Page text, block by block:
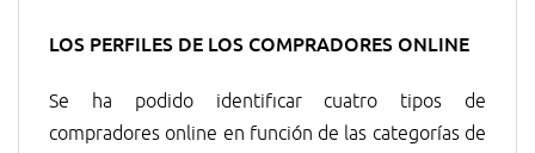
LOS PERFILES DE LOS COMPRADORES ONLINE
Se ha podido identificar cuatro tipos de
compradores online en función de las categorías de